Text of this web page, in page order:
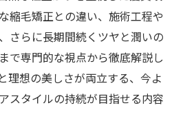
縮毛矯正との違い、施術工程や
さらに長期間続くツヤと潤いの
で専門的な視点から徹底解説し
理想の美しさが両立する、今よ
スタイルの持続が目指せる内容